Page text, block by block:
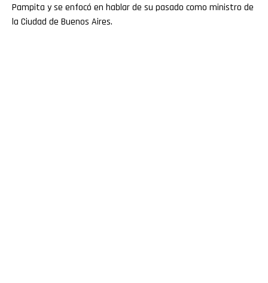
Pampita y se enfocó en hablar de su pasado como ministro de
la Ciudad de Buenos Aires.